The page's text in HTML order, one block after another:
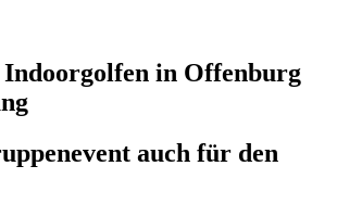
in Offenburg
auch für den